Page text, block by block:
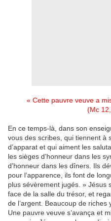
« Cette pauvre veuve a
(Mc
En ce temps-là, dans son
vous des scribes, qui tiennent à
d’apparat et qui aiment les
les sièges d’honneur dans les
d’honneur dans les dîners. Ils
pour l’apparence, ils font de
plus sévèrement jugés. » Jésus
face de la salle du trésor, et
de l’argent. Beaucoup de riches
Une pauvre veuve s’avança et